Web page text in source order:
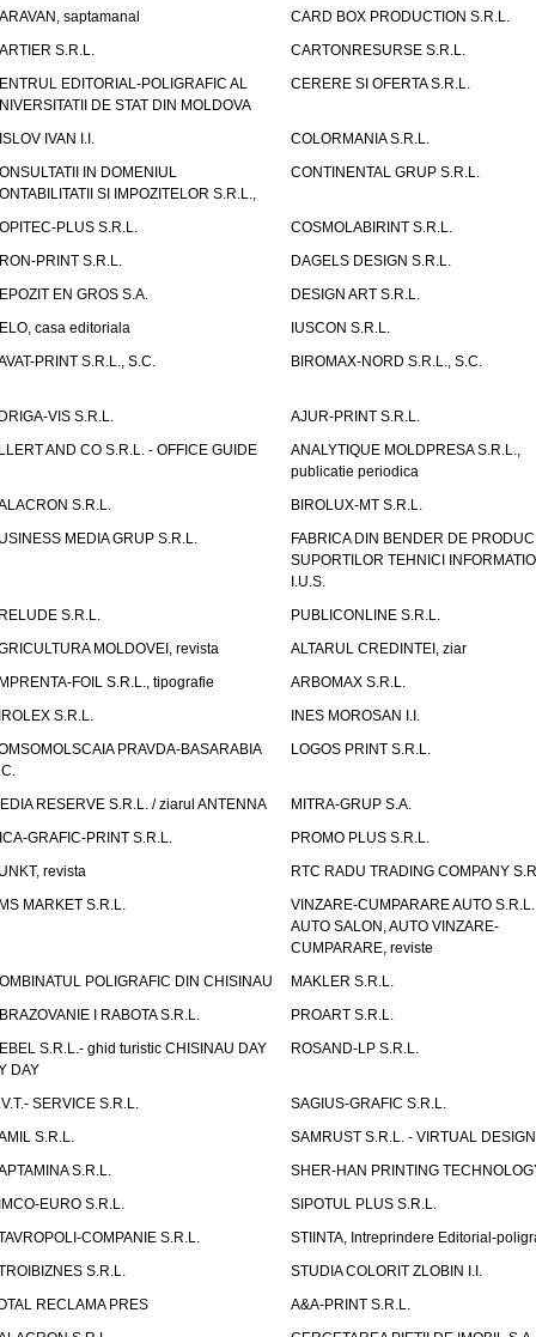
saptamanal
CARD BOX PRODUCTION S.R.L.
S.R.L.
CARTONRESURSE S.R.L.
EDITORIAL-POLIGRAFIC AL
DE STAT DIN MOLDOVA
CERERE SI OFERTA S.R.L.
IVAN I.I.
COLORMANIA S.R.L.
IN DOMENIUL
SI IMPOZITELOR S.R.L.,
CONTINENTAL GRUP S.R.L.
PLUS S.R.L.
COSMOLABIRINT S.R.L.
PRINT S.R.L.
DAGELS DESIGN S.R.L.
EN GROS S.A.
DESIGN ART S.R.L.
casa editoriala
IUSCON S.R.L.
PRINT S.R.L., S.C.
BIROMAX-NORD S.R.L., S.C.
VIS S.R.L.
AJUR-PRINT S.R.L.
AND CO S.R.L. - OFFICE GUIDE
ANALYTIQUE MOLDPRESA S.R.L.,
publicatie periodica
S.R.L.
BIROLUX-MT S.R.L.
MEDIA GRUP S.R.L.
FABRICA DIN BENDER DE
SUPORTILOR TEHNICI
I.U.S.
S.R.L.
PUBLICONLINE S.R.L.
MOLDOVEI, revista
ALTARUL CREDINTEI, ziar
FOIL S.R.L., tipografie
ARBOMAX S.R.L.
S.R.L.
INES MOROSAN I.I.
PRAVDA-BASARABIA
LOGOS PRINT S.R.L.
RESERVE S.R.L. / ziarul ANTENNA
MITRA-GRUP S.A.
GRAFIC-PRINT S.R.L.
PROMO PLUS S.R.L.
revista
RTC RADU TRADING COMPANY
MARKET S.R.L.
VINZARE-CUMPARARE AUTO
AUTO SALON, AUTO VINZARE-
CUMPARARE, reviste
POLIGRAFIC DIN CHISINAU
MAKLER S.R.L.
I RABOTA S.R.L.
PROART S.R.L.
S.R.L.- ghid turistic CHISINAU DAY
DAY
ROSAND-LP S.R.L.
SERVICE S.R.L.
SAGIUS-GRAFIC S.R.L.
S.R.L.
SAMRUST S.R.L. - VIRTUAL DESIGN
S.R.L.
SHER-HAN PRINTING
EURO S.R.L.
SIPOTUL PLUS S.R.L.
COMPANIE S.R.L.
STIINTA, Intreprindere Editorial-
S.R.L.
STUDIA COLORIT ZLOBIN I.I.
RECLAMA PRES
A&A-PRINT S.R.L.